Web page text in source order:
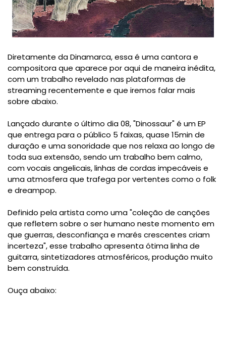
Diretamente da Dinamarca, essa é uma cantora e
compositora que aparece por aqui de maneira inédita,
com um trabalho revelado nas plataformas de
streaming recentemente e que iremos falar mais
sobre abaixo.
Lançado durante o último dia 08, "Dinossaur" é um EP
que entrega para o público 5 faixas, quase 15min de
duração e uma sonoridade que nos relaxa ao longo de
toda sua extensão, sendo um trabalho bem calmo,
com vocais angelicais, linhas de cordas impecáveis e
uma atmosfera que trafega por vertentes como o folk
e dreampop.
Definido pela artista como uma "coleção de canções
que refletem sobre o ser humano neste momento em
que guerras, desconfiança e marés crescentes criam
incerteza", esse trabalho apresenta ótima linha de
guitarra, sintetizadores atmosféricos, produção muito
bem construída.
Ouça abaixo: